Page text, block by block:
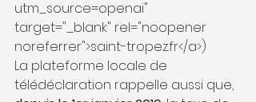
utm_source=openai"
target="_blank" rel="noopener
noreferrer">saint-tropez.fr</a>)
La plateforme locale de
télédéclaration rappelle aussi que,